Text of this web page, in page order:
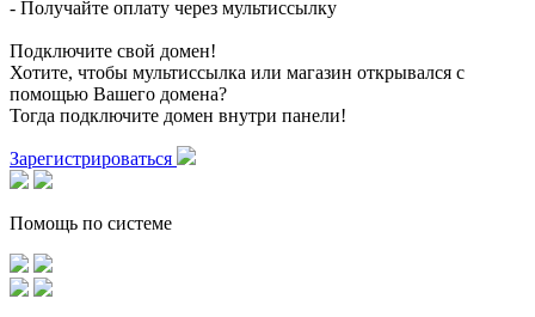
- Получайте оплату через мультиссылку
Подключите свой домен!
Хотите, чтобы мультиссылка или магазин открывался с
помощью Вашего домена?
Тогда подключите домен внутри панели!
Зарегистрироваться
Помощь по системе